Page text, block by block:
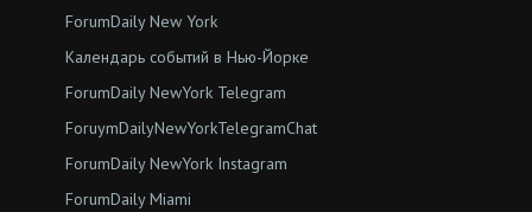
ForumDaily New York
Календарь событий в Нью-Йорке
ForumDaily NewYork Telegram
ForuymDailyNewYorkTelegramChat
ForumDaily NewYork Instagram
ForumDaily Miami